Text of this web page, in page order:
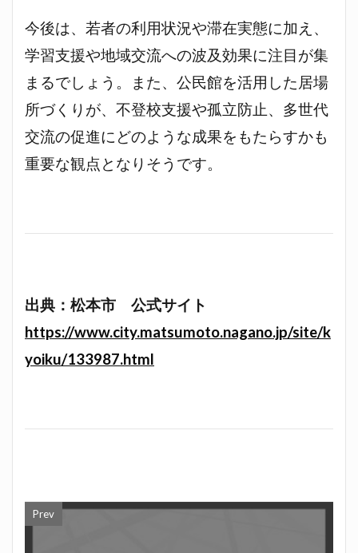
今後は、若者の利用状況や滞在実態に加え、
学習支援や地域交流への波及効果に注目が集
まるでしょう。また、公民館を活用した居場
所づくりが、不登校支援や孤立防止、多世代
交流の促進にどのような成果をもたらすかも
重要な観点となりそうです。
出典：松本市 公式サイト
https://www.city.matsumoto.nagano.jp/site/k
yoiku/133987.html
Prev